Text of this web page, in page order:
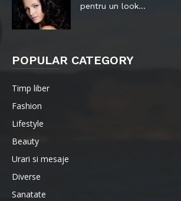
pentru un look...
POPULAR CATEGORY
Timp liber
Fashion
Lifestyle
Beauty
Urari si mesaje
Diverse
Sanatate